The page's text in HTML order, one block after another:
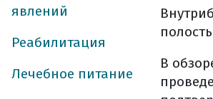
явлений
Реабилитация
Лечебное питание
В